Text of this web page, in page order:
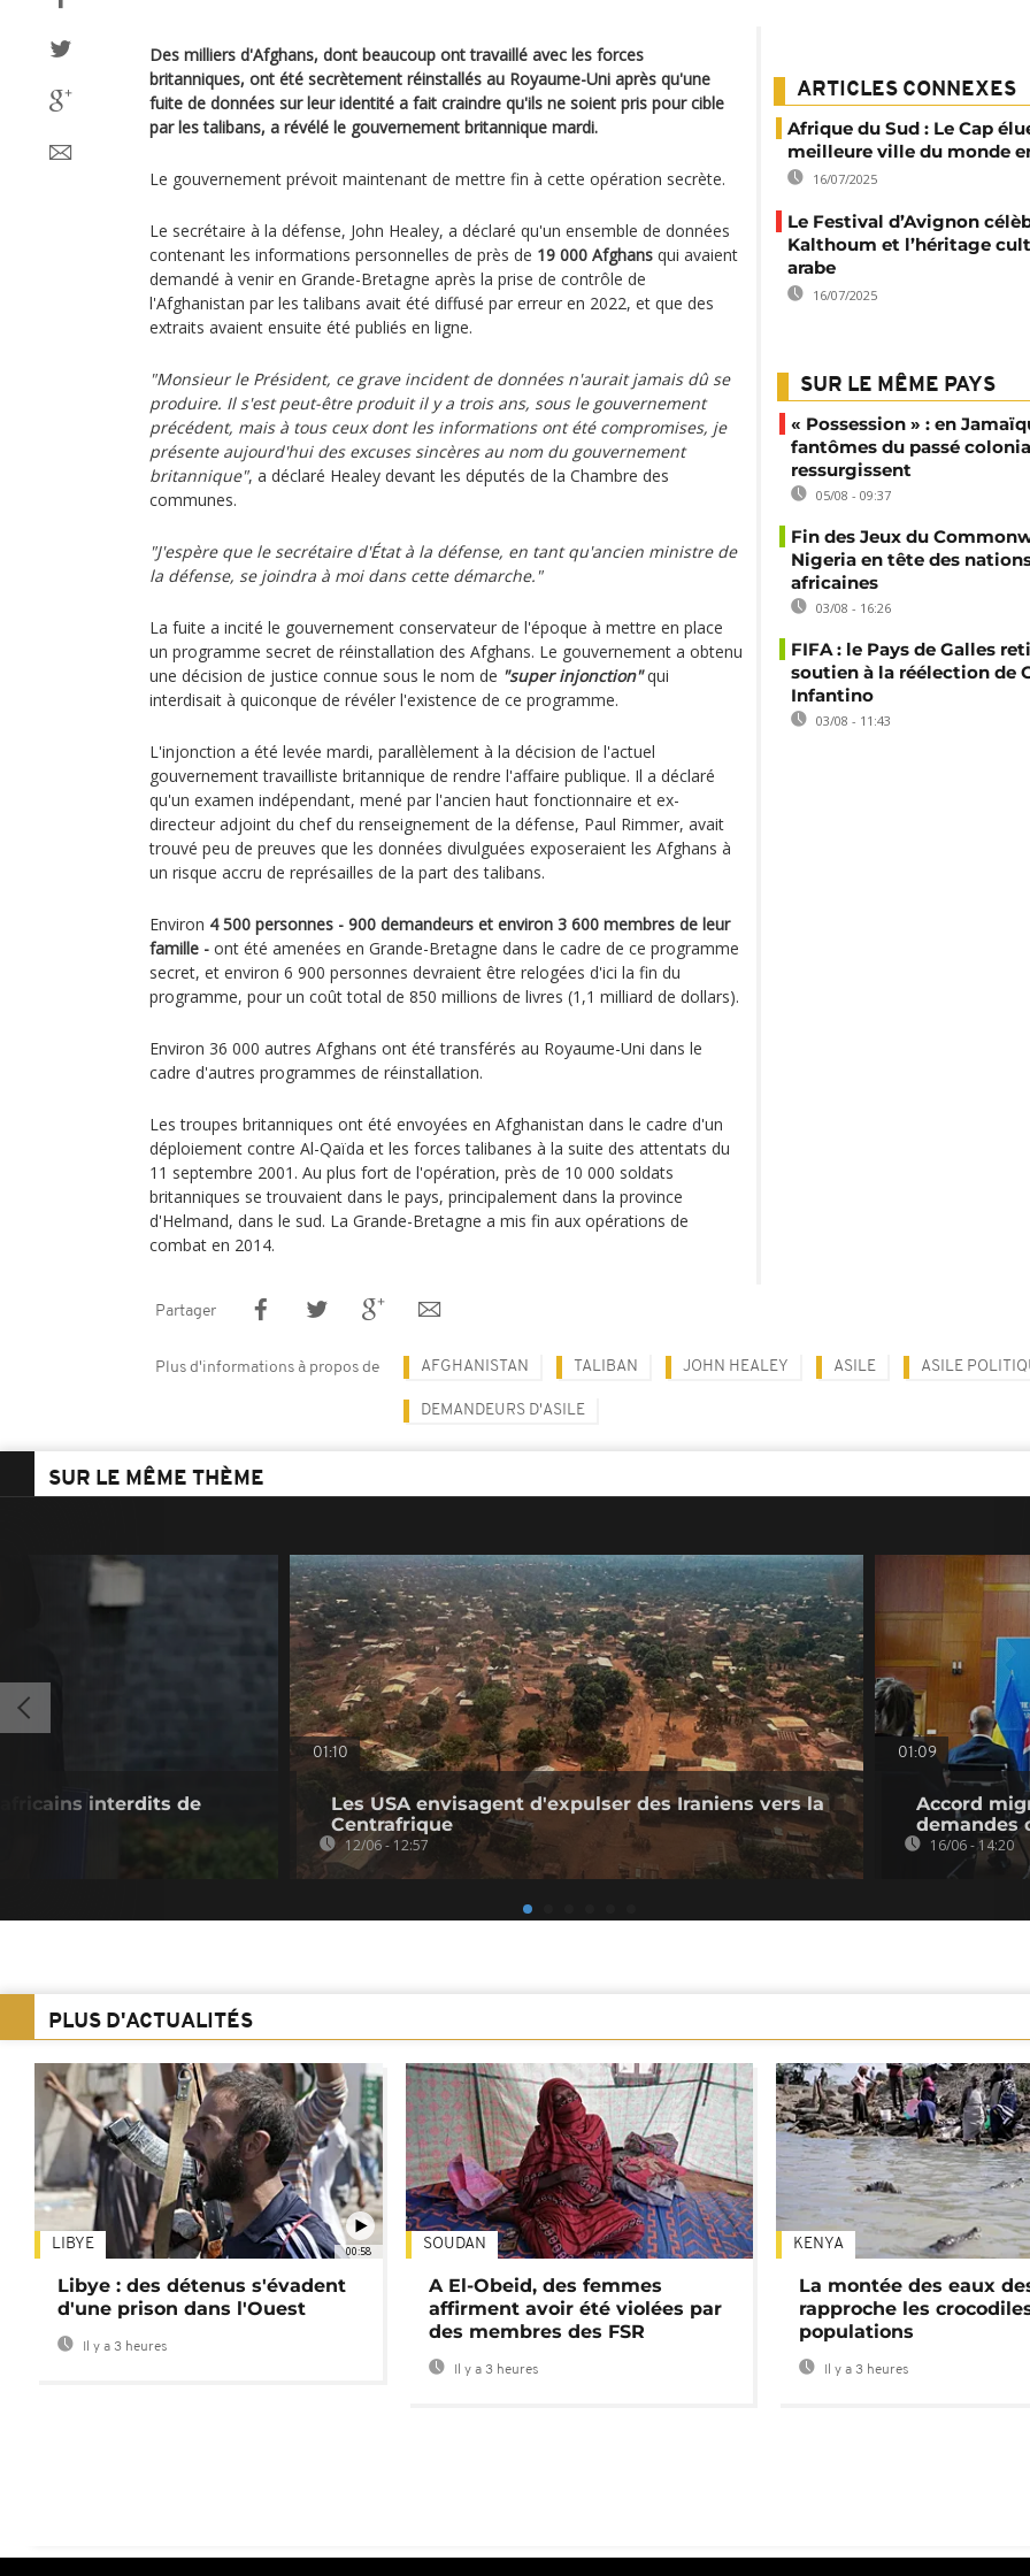
Des milliers d'Afghans, dont beaucoup ont travaillé avec les forces
britanniques, ont été secrètement réinstallés au Royaume-Uni après qu'une
fuite de données sur leur identité a fait craindre qu'ils ne soient pris pour cible
par les talibans, a révélé le gouvernement britannique mardi.
Le gouvernement prévoit maintenant de mettre fin à cette opération secrète.
Le secrétaire à la défense, John Healey, a déclaré qu'un ensemble de données
contenant les informations personnelles de près de 19 000 Afghans qui avaient
demandé à venir en Grande-Bretagne après la prise de contrôle de
l'Afghanistan par les talibans avait été diffusé par erreur en 2022, et que des
extraits avaient ensuite été publiés en ligne.
"Monsieur le Président, ce grave incident de données n'aurait jamais dû se
produire. Il s'est peut-être produit il y a trois ans, sous le gouvernement
précédent, mais à tous ceux dont les informations ont été compromises, je
présente aujourd'hui des excuses sincères au nom du gouvernement
britannique", a déclaré Healey devant les députés de la Chambre des
communes.
"J'espère que le secrétaire d'État à la défense, en tant qu'ancien ministre de
la défense, se joindra à moi dans cette démarche."
La fuite a incité le gouvernement conservateur de l'époque à mettre en place
un programme secret de réinstallation des Afghans. Le gouvernement a obtenu
une décision de justice connue sous le nom de "super injonction"qui
interdisait à quiconque de révéler l'existence de ce programme.
L'injonction a été levée mardi, parallèlement à la décision de l'actuel
gouvernement travailliste britannique de rendre l'affaire publique. Il a déclaré
qu'un examen indépendant, mené par l'ancien haut fonctionnaire et ex-
directeur adjoint du chef du renseignement de la défense, Paul Rimmer, avait
trouvé peu de preuves que les données divulguées exposeraient les Afghans à
un risque accru de représailles de la part des talibans.
Environ 4 500 personnes - 900 demandeurs et environ 3 600 membres de leur
famille - ont été amenées en Grande-Bretagne dans le cadre de ce programme
secret, et environ 6 900 personnes devraient être relogées d'ici la fin du
programme, pour un coût total de 850 millions de livres (1,1 milliard de dollars).
Environ 36 000 autres Afghans ont été transférés au Royaume-Uni dans le
cadre d'autres programmes de réinstallation.
Les troupes britanniques ont été envoyées en Afghanistan dans le cadre d'un
déploiement contre Al-Qaïda et les forces talibanes à la suite des attentats du
11 septembre 2001. Au plus fort de l'opération, près de 10 000 soldats
britanniques se trouvaient dans le pays, principalement dans la province
d'Helmand, dans le sud. La Grande-Bretagne a mis fin aux opérations de
combat en 2014.
ARTICLES CONNEXES
Afrique du Sud : Le Cap
meilleure ville du monde
16/07/2025
Le Festival d’Avignon
Kalthoum et l’héritage
arabe
16/07/2025
SUR LE MÊME PAYS
« Possession » : en
fantômes du passé
ressurgissent
05/08 - 09:37
Fin des Jeux du
Nigeria en tête des
africaines
03/08 - 16:26
FIFA : le Pays de Galles
soutien à la réélection de
Infantino
03/08 - 11:43
Partager
Plus d'informations à propos de AFGHANISTAN TALIBAN JOHN HEALEY ASILE ASILE
DEMANDEURS D'ASILE
SUR LE MÊME THÈME
interdits de
01:10
Les USA envisagent d'expulser des Iraniens vers la
Centrafrique
12/06 - 12:57
01:09
Accord
demandes
16/06 - 14:20
PLUS D'ACTUALITÉS
00:58
LIBYE
Libye : des détenus s'évadent
d'une prison dans l'Ouest
Il y a 3 heures
SOUDAN
A El-Obeid, des femmes
affirment avoir été violées par
des membres des FSR
Il y a 3 heures
KENYA
La montée des eaux
rapproche les
populations
Il y a 3 heures